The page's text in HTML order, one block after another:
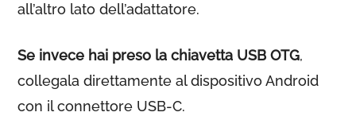
all’altro lato dell’adattatore.
Se invece hai preso la chiavetta USB OTG,
collegala direttamente al dispositivo Android
con il connettore USB-C.